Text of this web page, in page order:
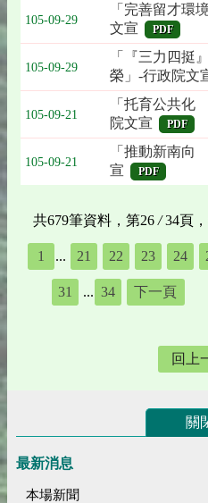
105-09-29
「完善留才環
文宣
PDF
105-09-29
「『三力四挺
榮」-行政院文
105-09-21
「托育公共化
院文宣
PDF
105-09-21
「推動新南向
宣
PDF
共679筆資料，第26/34頁
1 ... 21 22 23 24
31 ... 34 下一頁
回上
關
最新消息
本場新聞